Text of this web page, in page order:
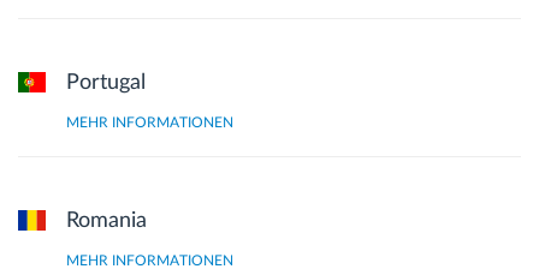
Portugal
MEHR INFORMATIONEN
Romania
MEHR INFORMATIONEN